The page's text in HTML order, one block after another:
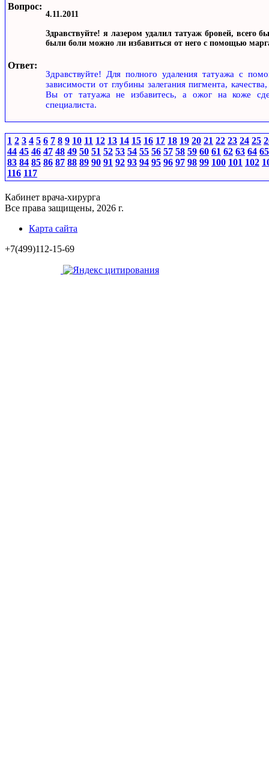
Вопрос:
4.11.2011
Здравствуйте! я лазером удалил татуаж бровей, всего
были боли можно ли избавиться от него с помощью
Ответ:
Здравствуйте! Для полного удаления татуажа с
зависимости от глубины залегания пигмента,
Вы от татуажа не избавитесь, а ожог на коже
специалиста.
1 2 3 4 5 6 7 8 9 10 11 12 13 14 15 16 17 18 19 20 21 22 23 24 25
44 45 46 47 48 49 50 51 52 53 54 55 56 57 58 59 60 61 62 63 64 65
83 84 85 86 87 88 89 90 91 92 93 94 95 96 97 98 99 100 101 102
116 117
Кабинет врача-хирурга
Все права защищены, 2026 г.
Карта сайта
+7(499)112-15-69